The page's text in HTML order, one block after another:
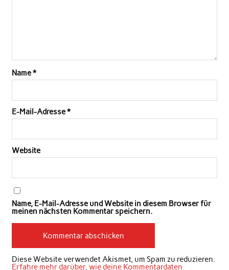
Name*
E-Mail-Adresse*
Website
Name, E-Mail-Adresse und Website in diesem Browser für
meinen nächsten Kommentar speichern.
Diese Website verwendet Akismet, um Spam zu reduzieren.
Erfahre mehr darüber, wie deine Kommentardaten